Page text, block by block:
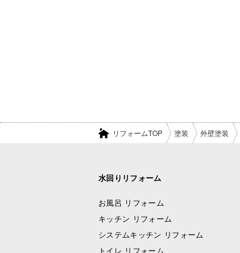
リフォームTOP 塗装 外壁塗装
水回りリフォーム
お風呂 リフォーム
キッチン リフォーム
システムキッチン リフォーム
トイレ リフォーム